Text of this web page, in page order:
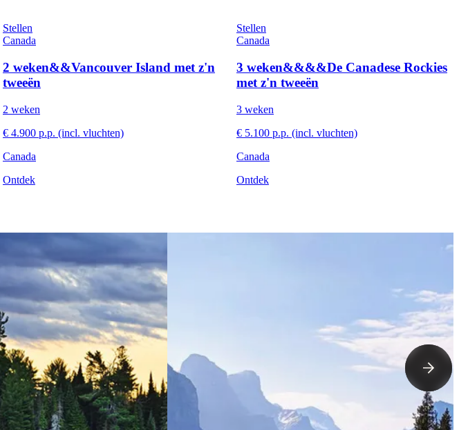
Stellen
Canada
2 weken&&Vancouver Island met z'n
tweeën
2 weken
€ 4.900 p.p. (incl. vluchten)
Canada
Ontdek
Stellen
Canada
3 weken&&&&De Canadese Rockies
met z'n tweeën
3 weken
€ 5.100 p.p. (incl. vluchten)
Canada
Ontdek
View 3 weken&&&Oost-Canada met het gezin